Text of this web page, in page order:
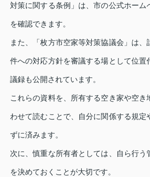
対策に関する条例」は、市の公式ホーム
を確認できます。
また、「枚方市空家等対策協議会」は、
件への対応方針を審議する場として位置
議録も公開されています。
これらの資料を、所有する空き家や空き
わせて読むことで、自分に関係する規定
ずに済みます。
次に、慎重な所有者としては、自ら行う
を決めておくことが大切です。